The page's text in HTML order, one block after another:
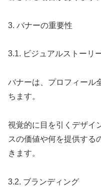
3. バナーの重要性
3.1. ビジュアルストーリ
バナーは、プロフィール
ちます。
視覚的に目を引くデザイ
スの価値や何を提供する
きます。
3.2. ブランディング